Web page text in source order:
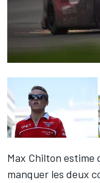
Max Chilton estime
manquer les deux